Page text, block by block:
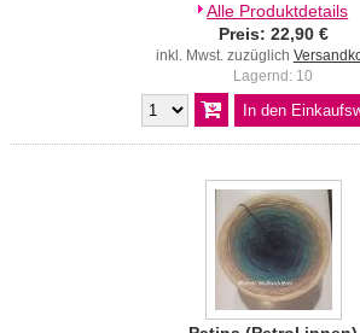
Alle Produktdetails
Preis: 22,90 €
inkl. Mwst. zuzüglich
Lagernd: 10